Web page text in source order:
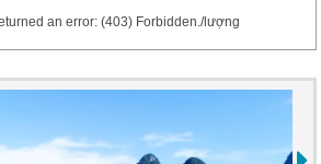
an error: (403) Forbidden./lượng